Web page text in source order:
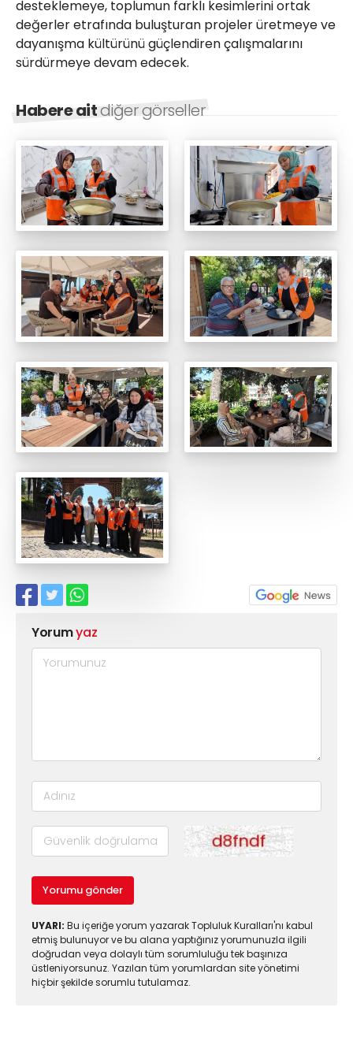
desteklemeye, toplumun farklı kesimlerini ortak
değerler etrafında buluşturan projeler üretmeye ve
dayanışma kültürünü güçlendiren çalışmalarını
sürdürmeye devam edecek.
Habere aitdiğer görseller
Yorumyaz
Yorumu gönder
UYARI: Bu içeriğe yorum yazarak Topluluk Kuralları'nı kabul
etmiş bulunuyor ve bu alana yaptığınız yorumunuzla ilgili
doğrudan veya dolaylı tüm sorumluluğu tek başınıza
üstleniyorsunuz. Yazılan tüm yorumlardan site yönetimi
hiçbir şekilde sorumlu tutulamaz.